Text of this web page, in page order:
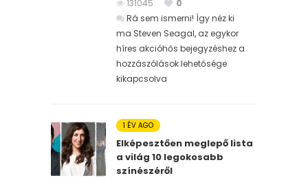
131045
0
Rá sem ismerni! Így néz ki
ma Steven Seagal, az egykor
híres akcióhős bejegyzéshez a
hozzászólások lehetősége
kikapcsolva
1 ÉV AGO
Elképesztően meglepő lista
a világ 10 legokosabb
színészéről